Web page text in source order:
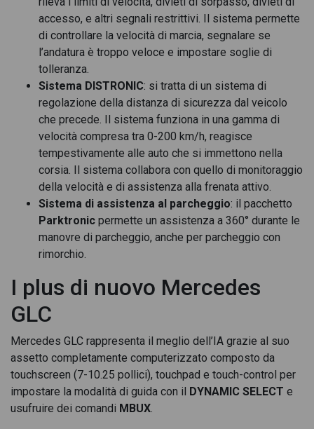
Mercedes GLC 220 d Sport 4matic auto
Mercedes GLC 300 d amg line advanced 4matic auto
Mercedes GLC 300 d amg line advanced plus 4matic auto
Mercedes GLC 300 d e 4MATIC
Mercedes GLC 300 d mhev amg line advanced 4matic auto
auto
Mercedes GLC 300 d Premium 4matic auto
Mercedes GLC 300 de 4MATIC
Mercedes GLC 300 de 4MATIC con tecnologia ibrida EQ
Mercedes GLC 300 de 4MATIC EQ POWER
Mercedes GLC 300 de 4MATIC Plug-in hybrid
Mercedes GLC 300 de eq-power premium 4matic auto
accesso, e altri segnali restrittivi. Il sistema permette
di controllare la velocità di marcia, segnalare se
l’andatura è troppo veloce e impostare soglie di
tolleranza.
Sistema DISTRONIC: si tratta di un sistema di
regolazione della distanza di sicurezza dal veicolo
che precede. Il sistema funziona in una gamma di
velocità compresa tra 0-200 km/h, reagisce
tempestivamente alle auto che si immettono nella
corsia. Il sistema collabora con quello di monitoraggio
della velocità e di assistenza alla frenata attivo.
Sistema di assistenza al parcheggio: il pacchetto
Parktronic permette un assistenza a 360° durante le
manovre di parcheggio, anche per parcheggio con
rimorchio.
I plus di nuovo Mercedes
GLC
Mercedes GLC rappresenta il meglio dell’IA grazie al suo
assetto completamente computerizzato composto da
touchscreen (7-10.25 pollici), touchpad e touch-control per
impostare la modalità di guida con il DYNAMIC SELECT e
usufruire dei comandi MBUX.